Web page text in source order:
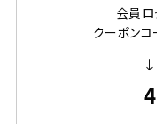
会員ロ
クーポンコ
↓